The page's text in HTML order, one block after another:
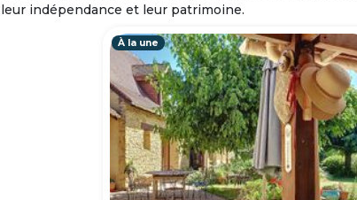
leur indépendance et leur patrimoine.
À la une